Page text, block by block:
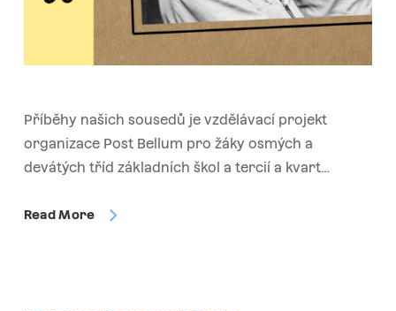
Příběhy našich sousedů je vzdělávací projekt
organizace Post Bellum pro žáky osmých a
devátých tříd základních škol a tercií a kvart…
Read More